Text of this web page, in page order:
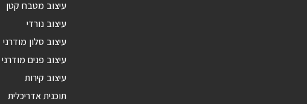
עיצוב מטבח קטן
עיצוב נורדי
עיצוב סלון מודרני
עיצוב פנים מודרני
עיצוב קירות
תוכנית אדריכלית